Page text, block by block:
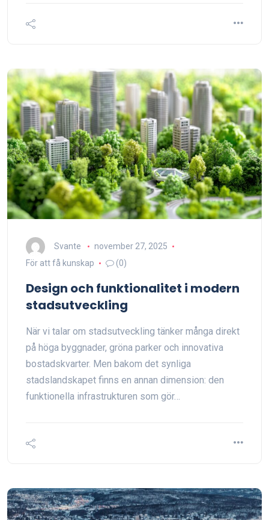
Svante
november 27, 2025
För att få kunskap
(0)
Design och funktionalitet i modern
stadsutveckling
När vi talar om stadsutveckling tänker många direkt
på höga byggnader, gröna parker och innovativa
bostadskvarter. Men bakom det synliga
stadslandskapet finns en annan dimension: den
funktionella infrastrukturen som gör…